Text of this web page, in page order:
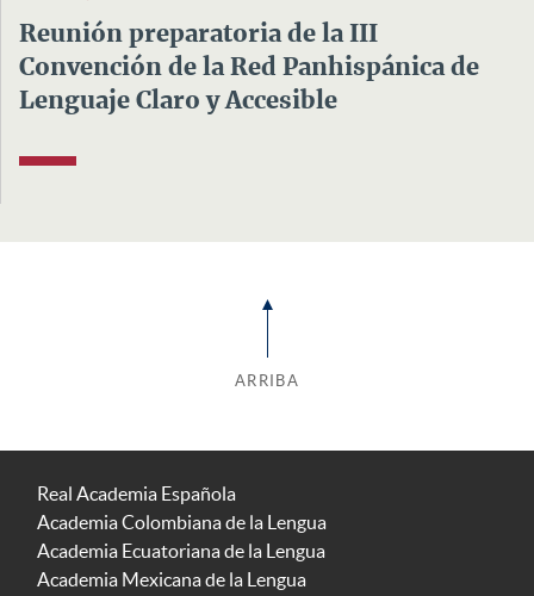
Reunión preparatoria de la III
Convención de la Red Panhispánica de
Lenguaje Claro y Accesible
ARRIBA
Real Academia Española
Academia Colombiana de la Lengua
Academia Ecuatoriana de la Lengua
Academia Mexicana de la Lengua